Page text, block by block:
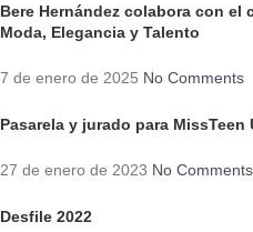
Bere Hernández colabora con el
Moda, Elegancia y Talento
7 de enero de 2025 No Comments
Pasarela y jurado para MissTeen
27 de enero de 2023 No Comments
Desfile 2022